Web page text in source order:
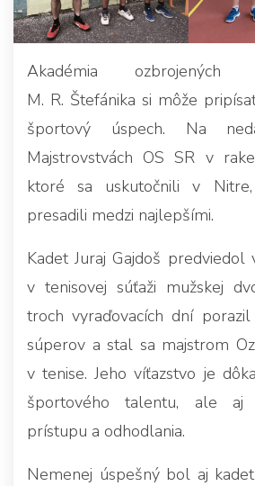
Akadémia
M. R. Štefánika si môže
športový úspech. Na
Majstrovstvách OS SR v
ktoré sa uskutočnili v
presadili medzi najlepšími.
Kadet Juraj Gajdoš predviedol
v tenisovej súťaži mužskej
troch vyraďovacích dní porazil
súperov a stal sa majstrom
v tenise. Jeho víťazstvo je
športového talentu, ale aj
prístupu a odhodlania.
Nemenej úspešný bol aj